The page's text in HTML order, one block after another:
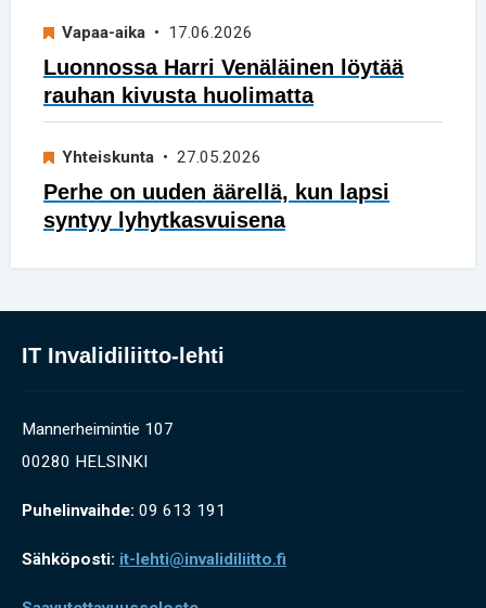
Vapaa-aika • 17.06.2026
Luonnossa Harri Venäläinen löytää
rauhan kivusta huolimatta
Yhteiskunta • 27.05.2026
Perhe on uuden äärellä, kun lapsi
syntyy lyhytkasvuisena
IT Invalidiliitto-lehti
Mannerheimintie 107
00280 HELSINKI
Puhelinvaihde: 09 613 191
Sähköposti: it-lehti@invalidiliitto.fi